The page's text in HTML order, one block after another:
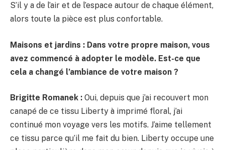
S’il y a de l’air et de l’espace autour de chaque élément,
alors toute la pièce est plus confortable.
Maisons et jardins : Dans votre propre maison, vous
avez commencé à adopter le modèle. Est-ce que
cela a changé l’ambiance de votre maison ?
Brigitte Romanek : Oui, depuis que j’ai recouvert mon
canapé de ce tissu Liberty à imprimé floral, j’ai
continué mon voyage vers les motifs. J’aime tellement
ce tissu parce qu’il me fait du bien. Liberty occupe une